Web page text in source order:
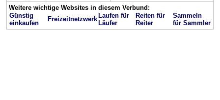
Weitere wichtige Websites in diesem Verbund:
Günstig
einkaufen
Freizeitnetzwerk Laufen für
Läufer
Reiten für
Reiter
Sammeln
für Sammler